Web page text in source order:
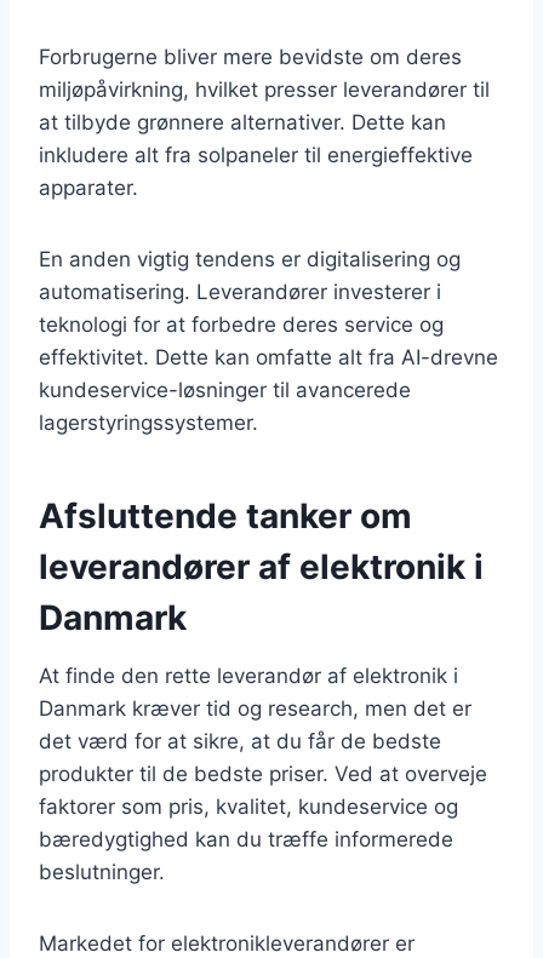
Forbrugerne bliver mere bevidste om deres
miljøpåvirkning, hvilket presser leverandører til
at tilbyde grønnere alternativer. Dette kan
inkludere alt fra solpaneler til energieffektive
apparater.
En anden vigtig tendens er digitalisering og
automatisering. Leverandører investerer i
teknologi for at forbedre deres service og
effektivitet. Dette kan omfatte alt fra AI-drevne
kundeservice-løsninger til avancerede
lagerstyringssystemer.
Afsluttende tanker om
leverandører af elektronik i
Danmark
At finde den rette leverandør af elektronik i
Danmark kræver tid og research, men det er
det værd for at sikre, at du får de bedste
produkter til de bedste priser. Ved at overveje
faktorer som pris, kvalitet, kundeservice og
bæredygtighed kan du træffe informerede
beslutninger.
Markedet for elektronikleverandører er